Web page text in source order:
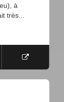
à
très...